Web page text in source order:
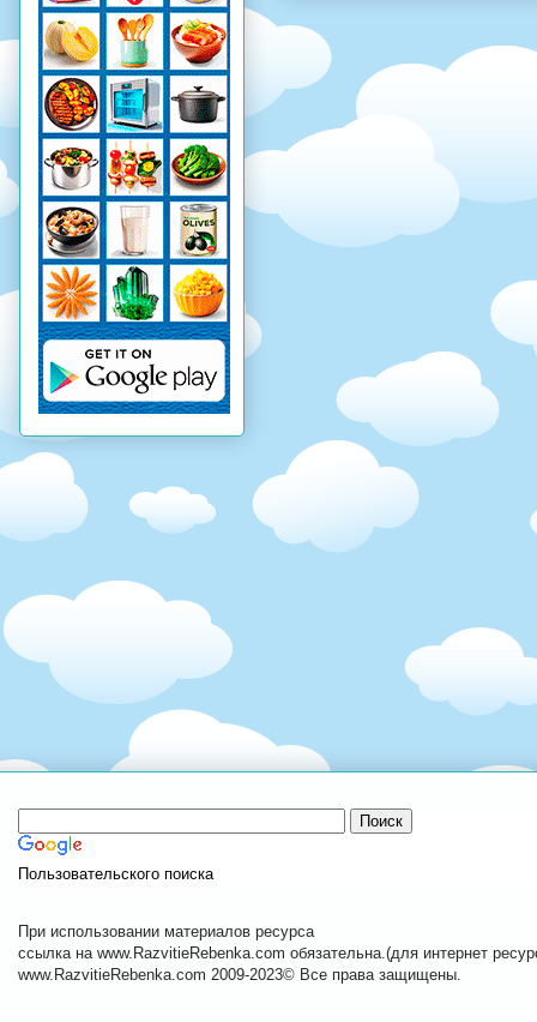
Пользовательского поиска
При использовании материалов ресурса
ссылка на www.RazvitieRebenka.com обязательна.(для интернет
www.RazvitieRebenka.com 2009-2023© Все права защищены.